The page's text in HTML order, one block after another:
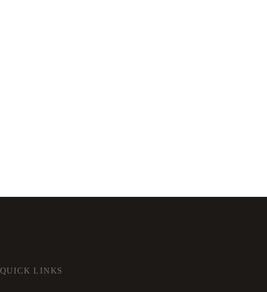
QUICK LINKS